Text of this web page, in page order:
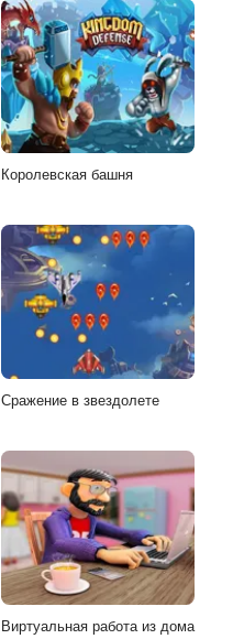
Королевская башня
Сражение в звездолете
Виртуальная работа из дома